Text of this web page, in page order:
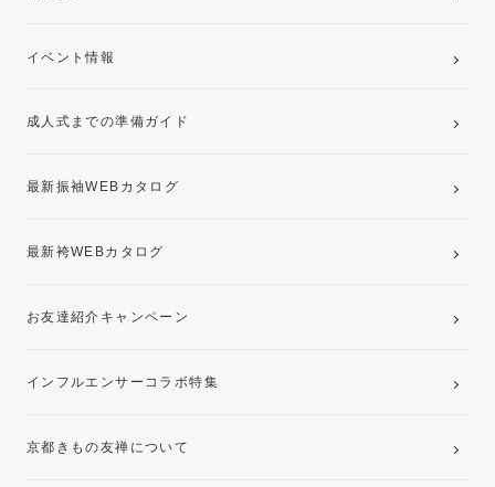
卒業袴レンタルプラン
イベント情報
成人式までの準備ガイド
最新振袖WEBカタログ
最新袴WEBカタログ
お友達紹介キャンペーン
インフルエンサーコラボ特集
京都きもの友禅について